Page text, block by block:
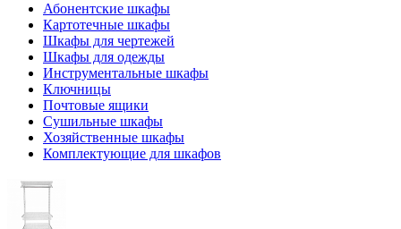
Абонентские шкафы
Картотечные шкафы
Шкафы для чертежей
Шкафы для одежды
Инструментальные шкафы
Ключницы
Почтовые ящики
Сушильные шкафы
Хозяйственные шкафы
Комплектующие для шкафов